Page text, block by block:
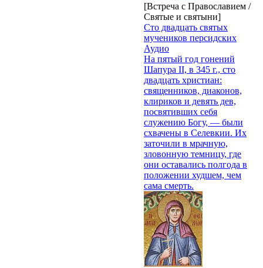
[Встреча с Православием /
Святые и святыни]
Сто двадцать святых
мучеников персидских
Аудио
На пятый год гонений
Шапура II, в 345 г., сто
двадцать христиан:
священников, диаконов,
клириков и девять дев,
посвятивших себя
служению Богу, — были
схвачены в Селевкии. Их
заточили в мрачную,
зловонную темницу, где
они оставались полгода в
положении худшем, чем
сама смерть.